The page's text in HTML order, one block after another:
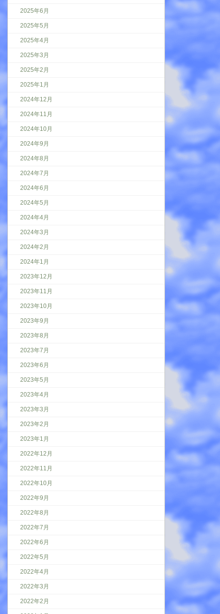
2025年6月
2025年5月
2025年4月
2025年3月
2025年2月
2025年1月
2024年12月
2024年11月
2024年10月
2024年9月
2024年8月
2024年7月
2024年6月
2024年5月
2024年4月
2024年3月
2024年2月
2024年1月
2023年12月
2023年11月
2023年10月
2023年9月
2023年8月
2023年7月
2023年6月
2023年5月
2023年4月
2023年3月
2023年2月
2023年1月
2022年12月
2022年11月
2022年10月
2022年9月
2022年8月
2022年7月
2022年6月
2022年5月
2022年4月
2022年3月
2022年2月